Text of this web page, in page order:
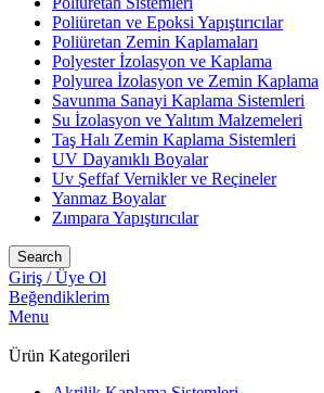
Poliüretan ve Epoksi Yapıştırıcılar
Poliüretan Zemin Kaplamaları
Polyester İzolasyon ve Kaplama
Polyurea İzolasyon ve Zemin Kaplama
Savunma Sanayi Kaplama Sistemleri
Su İzolasyon ve Yalıtım Malzemeleri
Taş Halı Zemin Kaplama Sistemleri
UV Dayanıklı Boyalar
Uv Şeffaf Vernikler ve Reçineler
Yanmaz Boyalar
Zımpara Yapıştırıcılar
Search
Giriş / Üye Ol
Beğendiklerim
Menu
Ürün Kategorileri